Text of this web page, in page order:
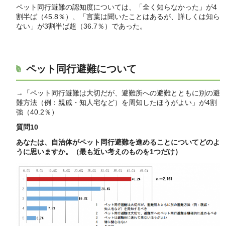
ペット同行避難の認知度については、「全く知らなかった」が4
割半ば（45.8％）、「言葉は聞いたことはあるが、詳しくは知ら
ない」が3割半ば超（36.7％）であった。
ペット同行避難について
→「ペット同行避難は大切だが、避難所への避難とともに別の避
難方法（例：親戚・知人宅など）を周知したほうがよい」が4割
強（40.2％）
質問10
あなたは、自治体がペット同行避難を進めることについてどのよ
うに思いますか。（最も近い考えのものを1つだけ）